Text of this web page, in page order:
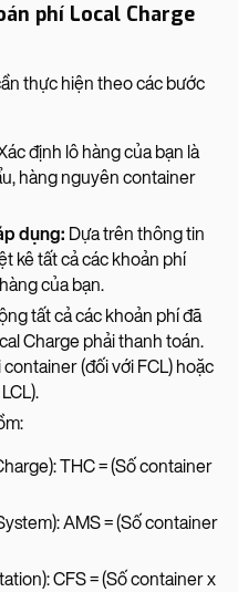
phí Local Charge
thực hiện theo các bước
định lô hàng của bạn là
hàng nguyên container
dụng: Dựa trên thông tin
kê tất cả các khoản phí
của bạn.
tất cả các khoản phí đã
Charge phải thanh toán.
(đối với FCL) hoặc
THC = (Số container
AMS = (Số container
CFS = (Số container x